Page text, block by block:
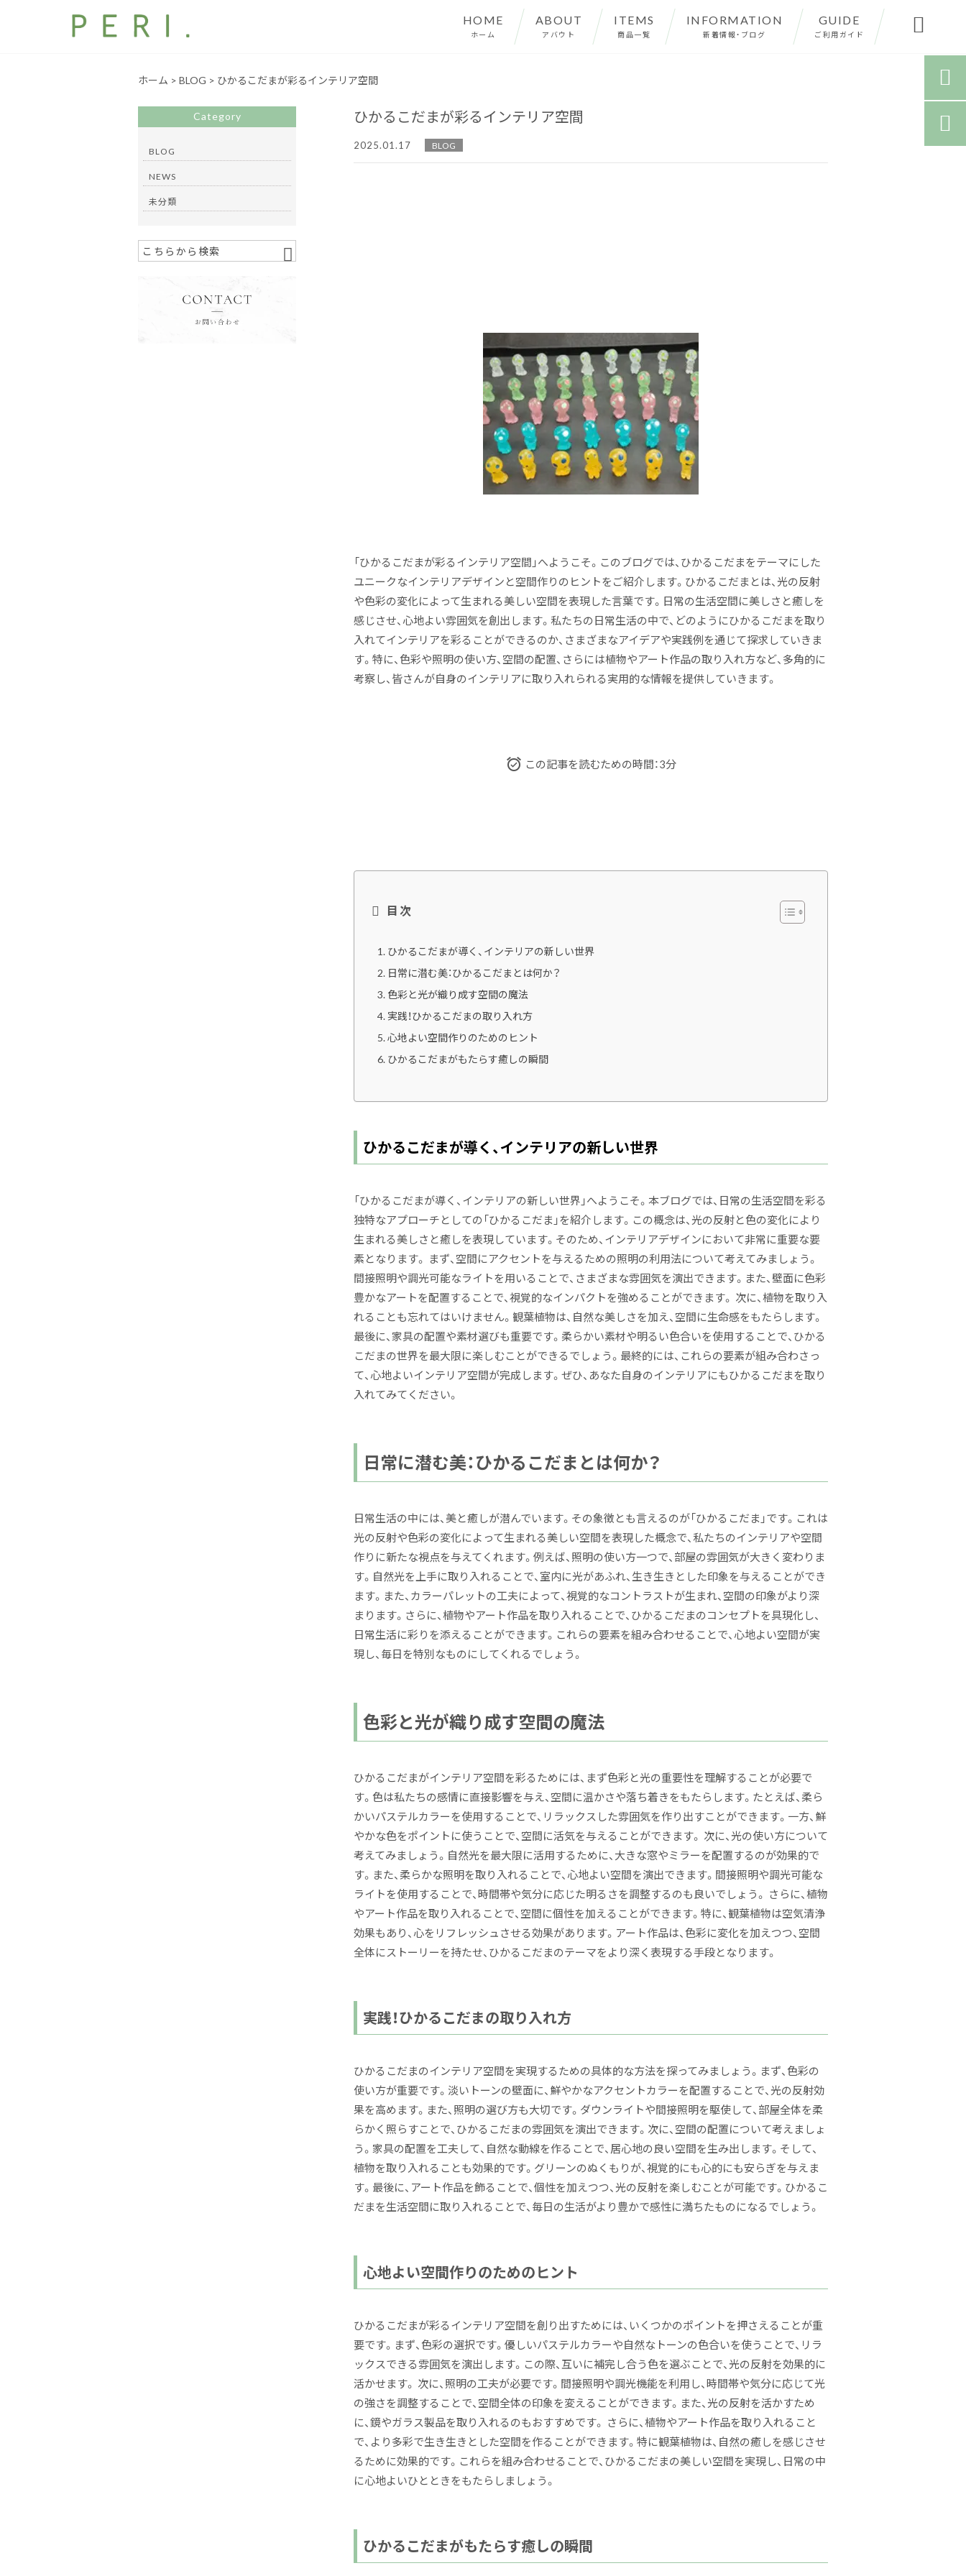
HOME
ホーム
ABOUT
アバウト
ITEMS
商品一覧
INFORMATION
新着情報・ブログ
GUIDE
ご利用ガイド 
ホーム > BLOG > ひかるこだまが彩るインテリア空間
ひかるこだまが彩るインテリア空間
2025.01.17 BLOG
「ひかるこだまが彩るインテリア空間」へようこそ。このブログでは、ひかるこだまをテーマにした
ユニークなインテリアデザインと空間作りのヒントをご紹介します。ひかるこだまとは、光の反射
や色彩の変化によって生まれる美しい空間を表現した言葉です。日常の生活空間に美しさと癒しを
感じさせ、心地よい雰囲気を創出します。私たちの日常生活の中で、どのようにひかるこだまを取り
入れてインテリアを彩ることができるのか、さまざまなアイデアや実践例を通じて探求していきま
す。特に、色彩や照明の使い方、空間の配置、さらには植物やアート作品の取り入れ方など、多角的に
考察し、皆さんが自身のインテリアに取り入れられる実用的な情報を提供していきます。
この記事を読むための時間：3分
目次
ひかるこだまが導く、インテリアの新しい世界
日常に潜む美：ひかるこだまとは何か？
色彩と光が織り成す空間の魔法
実践！ひかるこだまの取り入れ方
心地よい空間作りのためのヒント
ひかるこだまがもたらす癒しの瞬間
ひかるこだまが導く、インテリアの新しい世界
「ひかるこだまが導く、インテリアの新しい世界」へようこそ。本ブログでは、日常の生活空間を彩る
独特なアプローチとしての「ひかるこだま」を紹介します。この概念は、光の反射と色の変化により
生まれる美しさと癒しを表現しています。そのため、インテリアデザインにおいて非常に重要な要
素となります。 まず、空間にアクセントを与えるための照明の利用法について考えてみましょう。
間接照明や調光可能なライトを用いることで、さまざまな雰囲気を演出できます。また、壁面に色彩
豊かなアートを配置することで、視覚的なインパクトを強めることができます。 次に、植物を取り入
れることも忘れてはいけません。観葉植物は、自然な美しさを加え、空間に生命感をもたらします。
最後に、家具の配置や素材選びも重要です。柔らかい素材や明るい色合いを使用することで、ひかる
こだまの世界を最大限に楽しむことができるでしょう。最終的には、これらの要素が組み合わさっ
て、心地よいインテリア空間が完成します。ぜひ、あなた自身のインテリアにもひかるこだまを取り
入れてみてください。
日常に潜む美：ひかるこだまとは何か？
日常生活の中には、美と癒しが潜んでいます。その象徴とも言えるのが「ひかるこだま」です。これは
光の反射や色彩の変化によって生まれる美しい空間を表現した概念で、私たちのインテリアや空間
作りに新たな視点を与えてくれます。例えば、照明の使い方一つで、部屋の雰囲気が大きく変わりま
す。自然光を上手に取り入れることで、室内に光があふれ、生き生きとした印象を与えることができ
ます。また、カラーパレットの工夫によって、視覚的なコントラストが生まれ、空間の印象がより深
まります。さらに、植物やアート作品を取り入れることで、ひかるこだまのコンセプトを具現化し、
日常生活に彩りを添えることができます。これらの要素を組み合わせることで、心地よい空間が実
現し、毎日を特別なものにしてくれるでしょう。
色彩と光が織り成す空間の魔法
ひかるこだまがインテリア空間を彩るためには、まず色彩と光の重要性を理解することが必要で
す。色は私たちの感情に直接影響を与え、空間に温かさや落ち着きをもたらします。たとえば、柔ら
かいパステルカラーを使用することで、リラックスした雰囲気を作り出すことができます。一方、鮮
やかな色をポイントに使うことで、空間に活気を与えることができます。 次に、光の使い方について
考えてみましょう。自然光を最大限に活用するために、大きな窓やミラーを配置するのが効果的で
す。また、柔らかな照明を取り入れることで、心地よい空間を演出できます。間接照明や調光可能な
ライトを使用することで、時間帯や気分に応じた明るさを調整するのも良いでしょう。 さらに、植物
やアート作品を取り入れることで、空間に個性を加えることができます。特に、観葉植物は空気清浄
効果もあり、心をリフレッシュさせる効果があります。アート作品は、色彩に変化を加えつつ、空間
全体にストーリーを持たせ、ひかるこだまのテーマをより深く表現する手段となります。
実践！ひかるこだまの取り入れ方
ひかるこだまのインテリア空間を実現するための具体的な方法を探ってみましょう。まず、色彩の
使い方が重要です。淡いトーンの壁面に、鮮やかなアクセントカラーを配置することで、光の反射効
果を高めます。また、照明の選び方も大切です。ダウンライトや間接照明を駆使して、部屋全体を柔
らかく照らすことで、ひかるこだまの雰囲気を演出できます。次に、空間の配置について考えましょ
う。家具の配置を工夫して、自然な動線を作ることで、居心地の良い空間を生み出します。そして、
植物を取り入れることも効果的です。グリーンのぬくもりが、視覚的にも心的にも安らぎを与えま
す。最後に、アート作品を飾ることで、個性を加えつつ、光の反射を楽しむことが可能です。ひかるこ
だまを生活空間に取り入れることで、毎日の生活がより豊かで感性に満ちたものになるでしょう。
心地よい空間作りのためのヒント
ひかるこだまが彩るインテリア空間を創り出すためには、いくつかのポイントを押さえることが重
要です。まず、色彩の選択です。優しいパステルカラーや自然なトーンの色合いを使うことで、リラ
ックスできる雰囲気を演出します。この際、互いに補完し合う色を選ぶことで、光の反射を効果的に
活かせます。 次に、照明の工夫が必要です。間接照明や調光機能を利用し、時間帯や気分に応じて光
の強さを調整することで、空間全体の印象を変えることができます。また、光の反射を活かすため
に、鏡やガラス製品を取り入れるのもおすすめです。 さらに、植物やアート作品を取り入れること
で、より多彩で生き生きとした空間を作ることができます。特に観葉植物は、自然の癒しを感じさせ
るために効果的です。これらを組み合わせることで、ひかるこだまの美しい空間を実現し、日常の中
に心地よいひとときをもたらしましょう。
ひかるこだまがもたらす癒しの瞬間
Category
BLOG
NEWS
未分類

